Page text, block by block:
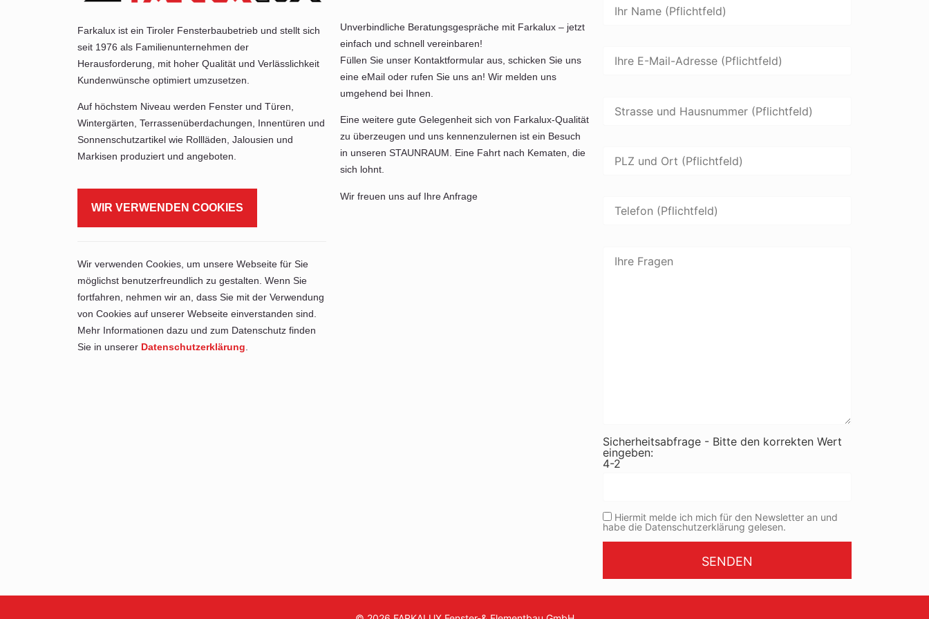
Farkalux ist ein Tiroler Fensterbaubetrieb und stellt sich
seit 1976 als Familienunternehmen der
Herausforderung, mit hoher Qualität und Verlässlichkeit
Kundenwünsche optimiert umzusetzen.
Auf höchstem Niveau werden Fenster und Türen,
Wintergärten, Terrassenüberdachungen, Innentüren und
Sonnenschutzartikel wie Rollläden, Jalousien und
Markisen produziert und angeboten.
WIR VERWENDEN COOKIES
Wir verwenden Cookies, um unsere Webseite für Sie
möglichst benutzerfreundlich zu gestalten. Wenn Sie
fortfahren, nehmen wir an, dass Sie mit der Verwendung
von Cookies auf unserer Webseite einverstanden sind.
Mehr Informationen dazu und zum Datenschutz finden
Sie in unserer Datenschutzerklärung
Unverbindliche Beratungsgespräche mit Farkalux – jetzt
einfach und schnell vereinbaren!
Füllen Sie unser Kontaktformular aus, schicken Sie uns
eine eMail oder rufen Sie uns an! Wir melden uns
umgehend bei Ihnen.
Eine weitere gute Gelegenheit sich von Farkalux-Qualität
zu überzeugen und uns kennenzulernen ist ein Besuch
in unseren STAUNRAUM. Eine Fahrt nach Kematen, die
sich lohnt.
Wir freuen uns auf Ihre Anfrage
Sicherheitsabfrage - Bitte den korrekten Wert
eingeben:
4-2
Hiermit melde ich mich für den Newsletter an und
habe die Datenschutzerklärung gelesen.